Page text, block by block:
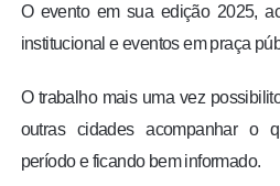
ENQUETE
O evento em sua edição 2025,
institucional e eventos em praça
O trabalho mais uma vez
outras cidades acompanhar o
período e ficando bem informado.